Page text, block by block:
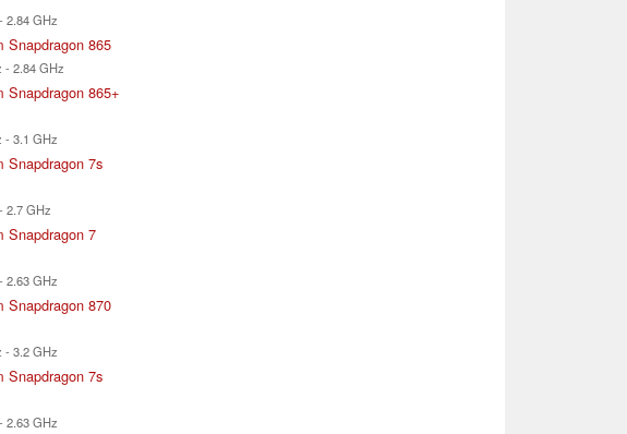
2.84 GHz
Snapdragon 865
- 2.84 GHz
Snapdragon 865+
- 3.1 GHz
Snapdragon 7s
2.7 GHz
Snapdragon 7
2.63 GHz
Snapdragon 870
- 3.2 GHz
Snapdragon 7s
2.63 GHz